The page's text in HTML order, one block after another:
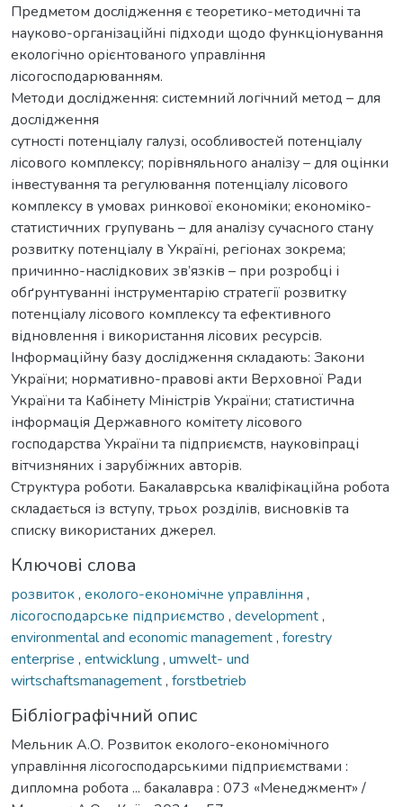
Предметом дослідження є теоретико-методичні та
науково-організаційні підходи щодо функціонування
екологічно орієнтованого управління
лісогосподарюванням.
Методи дослідження: системний логічний метод – для
дослідження
сутності потенціалу галузі, особливостей потенціалу
лісового комплексу; порівняльного аналізу – для оцінки
інвестування та регулювання потенціалу лісового
комплексу в умовах ринкової економіки; економіко-
статистичних групувань – для аналізу сучасного стану
розвитку потенціалу в Україні, регіонах зокрема;
причинно-наслідкових зв’язків – при розробці і
обґрунтуванні інструментарію стратегії розвитку
потенціалу лісового комплексу та ефективного
відновлення і використання лісових ресурсів.
Інформаційну базу дослідження складають: Закони
України; нормативно-правові акти Верховної Ради
України та Кабінету Міністрів України; статистична
інформація Державного комітету лісового
господарства України та підприємств, науковіпраці
вітчизняних і зарубіжних авторів.
Структура роботи. Бакалаврська кваліфікаційна робота
складається із вступу, трьох розділів, висновків та
списку використаних джерел.
Ключові слова
розвиток, еколого-економічне управління ,
лісогосподарське підприємство , development,
environmental and economic management, forestry
enterprise , entwicklung , umwelt- und
wirtschaftsmanagement, forstbetrieb
Бібліографічний опис
Мельник А.О. Розвиток еколого-економічного
управління лісогосподарськими підприємствами :
дипломна робота ... бакалавра : 073 «Менеджмент» /